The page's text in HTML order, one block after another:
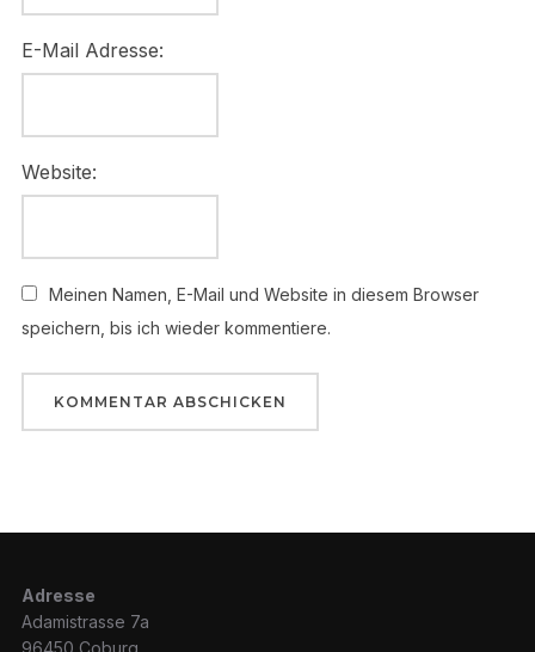
E-Mail Adresse:
Website:
Meinen Namen, E-Mail und Website in diesem Browser
speichern, bis ich wieder kommentiere.
Adresse
Adamistrasse 7a
96450 Coburg